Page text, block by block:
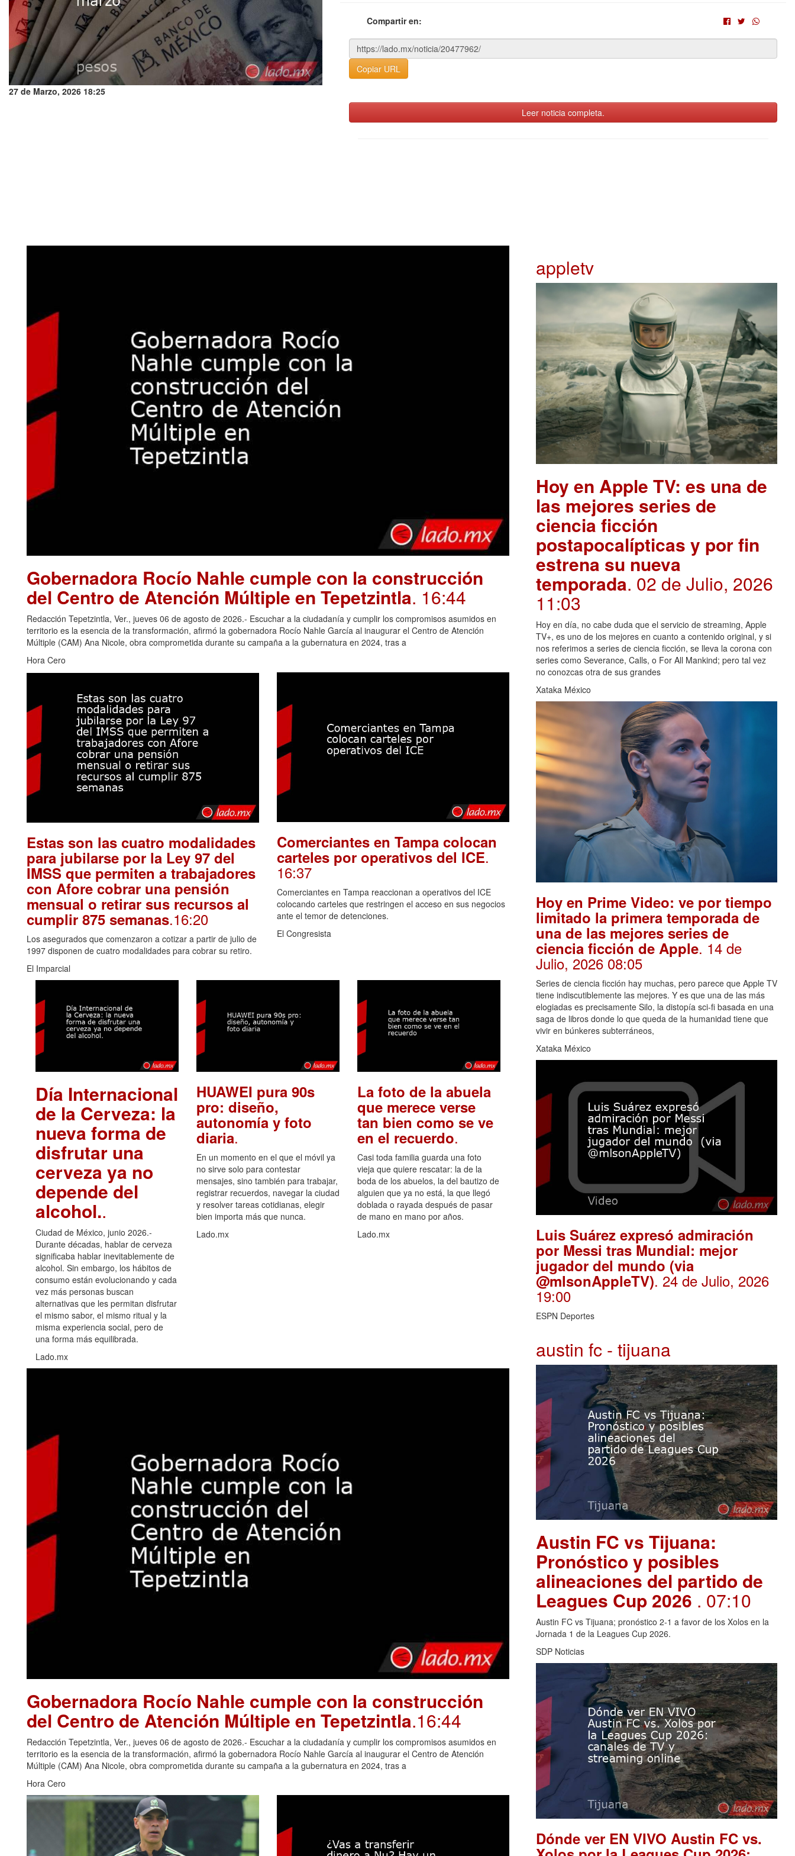
27 de Marzo, 2026 18:25
Compartir en:
Copiar URL
Leer noticia completa.
Gobernadora Rocío Nahle cumple con la construcción
del Centro de Atención Múltiple en Tepetzintla. 16:44
Redacción Tepetzintla, Ver., jueves 06 de agosto de 2026.- Escuchar a la ciudadanía y cumplir los compromisos asumidos en
territorio es la esencia de la transformación, afirmó la gobernadora Rocío Nahle García al inaugurar el Centro de Atención
Múltiple (CAM) Ana Nicole, obra comprometida durante su campaña a la gubernatura en 2024, tras a
Hora Cero
Estas son las cuatro modalidades
para jubilarse por la Ley 97 del
IMSS que permiten a trabajadores
con Afore cobrar una pensión
mensual o retirar sus recursos al
cumplir 875 semanas.16:20
Los asegurados que comenzaron a cotizar a partir de julio de
1997 disponen de cuatro modalidades para cobrar su retiro.
El Imparcial
Comerciantes en Tampa colocan
carteles por operativos del ICE.
16:37
Comerciantes en Tampa reaccionan a operativos del ICE
colocando carteles que restringen el acceso en sus negocios
ante el temor de detenciones.
El Congresista
Día Internacional
de la Cerveza: la
nueva forma de
disfrutar una
cerveza ya no
depende del
alcohol..
Ciudad de México, junio 2026.-
Durante décadas, hablar de cerveza
significaba hablar inevitablemente de
alcohol. Sin embargo, los hábitos de
consumo están evolucionando y cada
vez más personas buscan
alternativas que les permitan disfrutar
el mismo sabor, el mismo ritual y la
misma experiencia social, pero de
una forma más equilibrada.
Lado.mx
HUAWEI pura 90s
pro: diseño,
autonomía y foto
diaria.
En un momento en el que el móvil ya
no sirve solo para contestar
mensajes, sino también para trabajar,
registrar recuerdos, navegar la ciudad
y resolver tareas cotidianas, elegir
bien importa más que nunca.
Lado.mx
La foto de la abuela
que merece verse
tan bien como se ve
en el recuerdo.
Casi toda familia guarda una foto
vieja que quiere rescatar: la de la
boda de los abuelos, la del bautizo de
alguien que ya no está, la que llegó
doblada o rayada después de pasar
de mano en mano por años.
Lado.mx
Gobernadora Rocío Nahle cumple con la construcción
del Centro de Atención Múltiple en Tepetzintla.16:44
Redacción Tepetzintla, Ver., jueves 06 de agosto de 2026.- Escuchar a la ciudadanía y cumplir los compromisos asumidos en
territorio es la esencia de la transformación, afirmó la gobernadora Rocío Nahle García al inaugurar el Centro de Atención
Múltiple (CAM) Ana Nicole, obra comprometida durante su campaña a la gubernatura en 2024, tras a
Hora Cero
appletv
Hoy en Apple TV: es una de
las mejores series de
ciencia ficción
postapocalípticas y por fin
estrena su nueva
temporada. 02 de Julio, 2026
11:03
Hoy en día, no cabe duda que el servicio de streaming, Apple
TV+, es uno de los mejores en cuanto a contenido original, y si
nos referimos a series de ciencia ficción, se lleva la corona con
series como Severance, Calls, o For All Mankind; pero tal vez
no conozcas otra de sus grandes
Xataka México
Hoy en Prime Video: ve por tiempo
limitado la primera temporada de
una de las mejores series de
ciencia ficción de Apple. 14 de
Julio, 2026 08:05
Series de ciencia ficción hay muchas, pero parece que Apple TV
tiene indiscutiblemente las mejores. Y es que una de las más
elogiadas es precisamente Silo, la distopía sci-fi basada en una
saga de libros donde lo que queda de la humanidad tiene que
vivir en búnkeres subterráneos,
Xataka México
Luis Suárez expresó admiración
por Messi tras Mundial: mejor
jugador del mundo (via
@mlsonAppleTV). 24 de Julio, 2026
19:00
ESPN Deportes
austin fc - tijuana
Austin FC vs Tijuana:
Pronóstico y posibles
alineaciones del partido de
Leagues Cup 2026 . 07:10
Austin FC vs Tijuana; pronóstico 2-1 a favor de los Xolos en la
Jornada 1 de la Leagues Cup 2026.
SDP Noticias
Dónde ver EN VIVO Austin FC vs.